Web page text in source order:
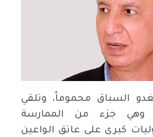
السباق محموماً، وتلقي
وهي جزء من الممارسة
كبرى على عاتق الواعين